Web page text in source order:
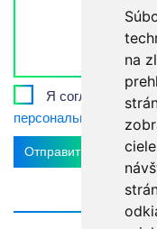
na
Я согласен с
персональных данных
Отправить